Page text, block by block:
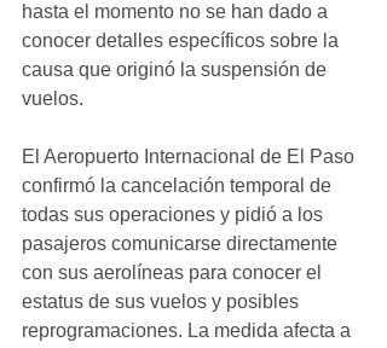
hasta el momento no se han dado a
conocer detalles específicos sobre la
causa que originó la suspensión de
vuelos.
El Aeropuerto Internacional de El Paso
confirmó la cancelación temporal de
todas sus operaciones y pidió a los
pasajeros comunicarse directamente
con sus aerolíneas para conocer el
estatus de sus vuelos y posibles
reprogramaciones. La medida afecta a